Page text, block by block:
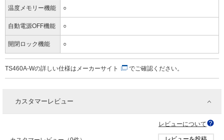
温度メモリー機能 ○
自動電源OFF機能 ○
開閉ロック機能 ○
TS460A-Wの詳しい仕様は メーカーサイト でご確認ください。
カスタマーレビュー
レビューについて